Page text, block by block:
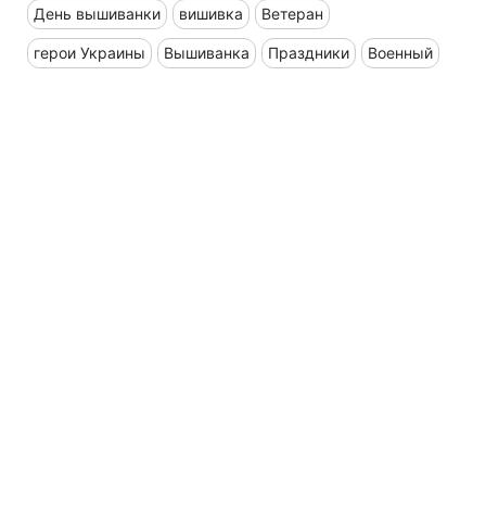
День вышиванки вишивка Ветеран
герои Украины Вышиванка Праздники Военный